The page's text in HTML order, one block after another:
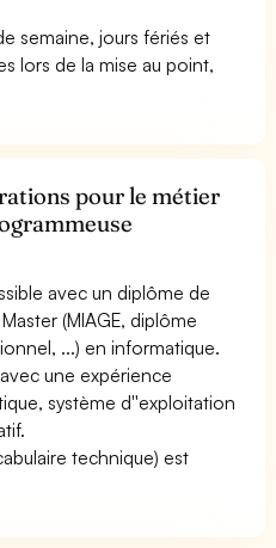
semaine, jours fériés et
lors de la mise au point,
pour le métier
avec un diplôme de
(MIAGE, diplôme
...) en informatique.
une expérience
système d''exploitation
technique) est